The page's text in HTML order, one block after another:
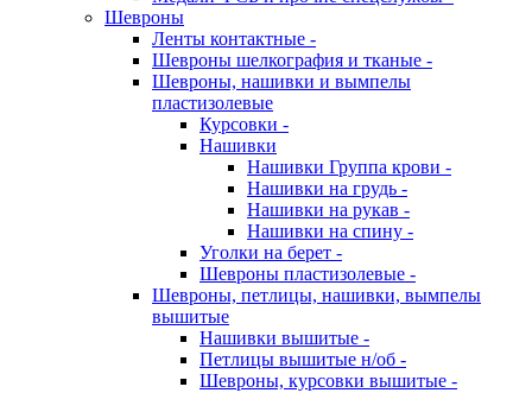
Шевроны
Ленты контактные -
Шевроны шелкография и тканые -
Шевроны, нашивки и вымпелы
пластизолевые
Курсовки -
Нашивки
Нашивки Группа крови -
Нашивки на грудь -
Нашивки на рукав -
Нашивки на спину -
Уголки на берет -
Шевроны пластизолевые -
Шевроны, петлицы, нашивки, вымпелы
вышитые
Нашивки вышитые -
Петлицы вышитые н/об -
Шевроны, курсовки вышитые -